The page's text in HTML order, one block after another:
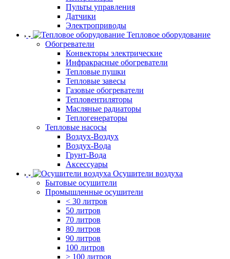
Пульты управления
Датчики
Электроприводы
Тепловое оборудование
Обогреватели
Конвекторы электрические
Инфракрасные обогреватели
Тепловые пушки
Тепловые завесы
Газовые обогреватели
Тепловентиляторы
Масляные радиаторы
Теплогенераторы
Тепловые насосы
Воздух-Воздух
Воздух-Вода
Грунт-Вода
Аксессуары
Осушители воздуха
Бытовые осушители
Промышленные осушители
< 30 литров
50 литров
70 литров
80 литров
90 литров
100 литров
> 100 литров